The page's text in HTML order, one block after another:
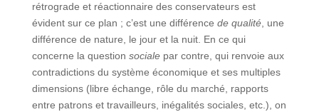
rétrograde et réactionnaire des conservateurs est
évident sur ce plan ; c’est une différence de qualité, une
différence de nature, le jour et la nuit. En ce qui
concerne la question socialepar contre, qui renvoie aux
contradictions du système économique et ses multiples
dimensions (libre échange, rôle du marché, rapports
entre patrons et travailleurs, inégalités sociales, etc.), on